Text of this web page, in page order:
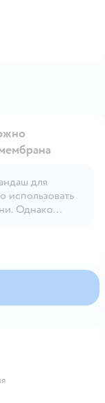
для
использовать
Однако
материал